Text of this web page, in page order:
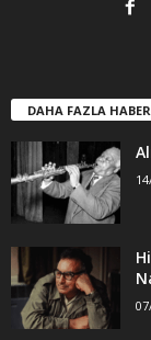
DAHA FAZLA HABER